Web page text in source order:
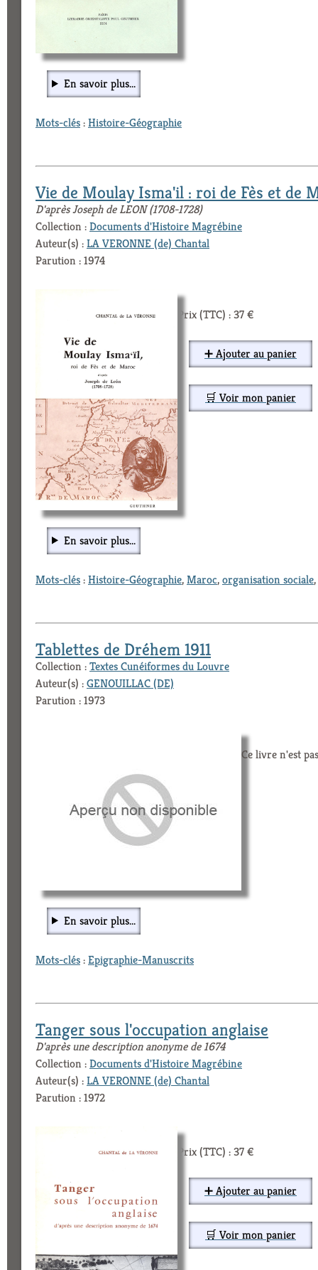
En savoir plus...
Mots-clés:Histoire-Géographie
Vie de Moulay Isma'il : roi de Fès et de
D'après Joseph de LEON (1708-1728)
Collection :Documents d'Histoire Magrébine
Auteur(s) :LA VERONNE (de) Chantal
Parution : 1974
Prix (TTC) : 37 €
➕ Ajouter au panier
🛒 Voir mon panier
En savoir plus...
Mots-clés:Histoire-Géographie,Maroc,organisation sociale,
Tablettes de Dréhem 1911
Collection :Textes Cunéiformes du Louvre
Auteur(s) :GENOUILLAC (DE)
Parution : 1973
Ce livre n'est
En savoir plus...
Mots-clés:Epigraphie-Manuscrits
Tanger sous l'occupation anglaise
D'après une description anonyme de 1674
Collection :Documents d'Histoire Magrébine
Auteur(s) :LA VERONNE (de) Chantal
Parution : 1972
Prix (TTC) : 37 €
➕ Ajouter au panier
🛒 Voir mon panier